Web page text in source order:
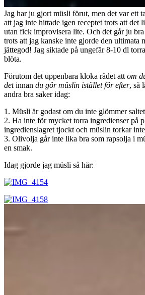
Jag har ju gjort müsli förut, men det var ett
att jag inte hittade igen receptet trots att det
utan fick improvisera lite. Och det går ju
trots att jag kanske inte gjorde den ultimata
jättegod! Jag siktade på ungefär 8-10 dl
blöta.
Förutom det uppenbara kloka rådet att om
detinnan du gör müslin istället för efter, så
andra bra saker idag:
1. Müsli är godast om du inte glömmer
2. Ha inte för mycket torra ingredienser på
ingredienslagret tjockt och müslin torkar
3. Olivolja går inte lika bra som rapsolja i
en smak.
Idag gjorde jag müsli så här: